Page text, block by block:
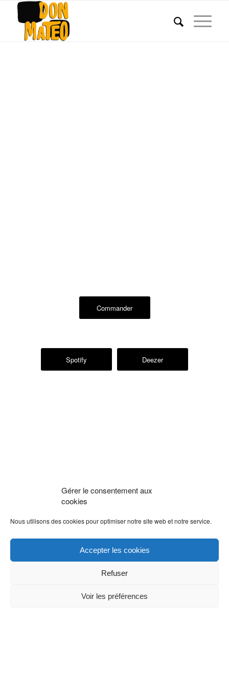
Gérer le consentement aux
cookies
Nous utilisons des cookies pour optimiser notre site web et notre service.
Accepter les cookies
Refuser
Voir les préférences
Commander
Spotify Deezer